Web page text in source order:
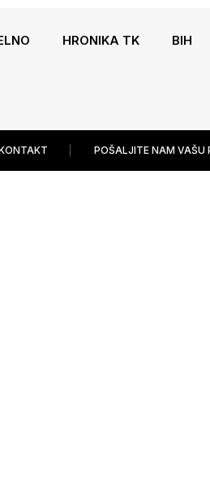
HRONIKA TK BIH
POŠALJITE NAM VAŠU